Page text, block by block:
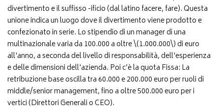
divertimento e il suffisso -ificio (dal latino facere, fare). Questa
unione indica un luogo dove il divertimento viene prodotto e
confezionato in serie. Lo stipendio di un manager di una
multinazionale varia da 100.000 a oltre \(1.000.000\) di euro
all'anno, a seconda del livello di responsabilità, dell'esperienza
e delle dimensioni dell'azienda. Poi c’è la quota Fissa: La
retribuzione base oscilla tra 60.000 e 200.000 euro per ruoli di
middle/senior management, fino a oltre 500.000 euro per i
vertici (Direttori Generali o CEO).